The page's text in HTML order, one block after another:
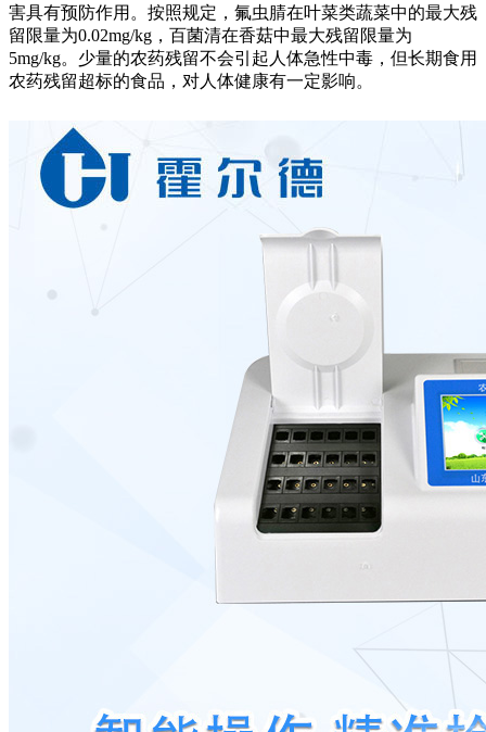
害具有预防作用。按照规定，氟虫腈在叶菜类蔬菜中的最大残
留限量为0.02mg/kg，百菌清在香菇中最大残留限量为
5mg/kg。少量的农药残留不会引起人体急性中毒，但长期食用
农药残留超标的食品，对人体健康有一定影响。